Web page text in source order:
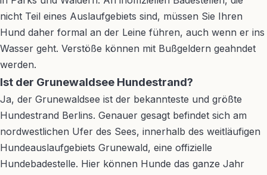
nicht Teil eines Auslaufgebiets sind, müssen Sie Ihren
Hund daher formal an der Leine führen, auch wenn er ins
Wasser geht. Verstöße können mit Bußgeldern geahndet
werden.
Ist der Grunewaldsee Hundestrand?
Ja, der Grunewaldsee ist der bekannteste und größte
Hundestrand Berlins. Genauer gesagt befindet sich am
nordwestlichen Ufer des Sees, innerhalb des weitläufigen
Hundeauslaufgebiets Grunewald, eine offizielle
Hundebadestelle. Hier können Hunde das ganze Jahr